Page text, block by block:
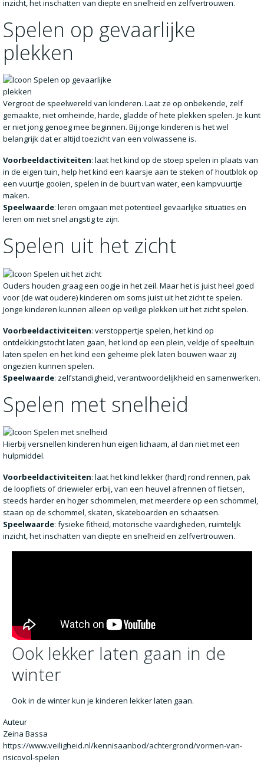
inzicht, het inschatten van diepte en snelheid en zelfvertrouwen.
Spelen op gevaarlijke
plekken
Vergroot de speelwereld van kinderen. Laat ze op onbekende, zelf
gemaakte, niet omheinde, harde, gladde of hete plekken spelen. Je kunt
er niet jong genoeg mee beginnen. Bij jonge kinderen is het wel
belangrijk dat er altijd toezicht van een volwassene is.
Voorbeeldactiviteiten: laat het kind op de stoep spelen in plaats van
in de eigen tuin, help het kind een kaarsje aan te steken of houtblok op
een vuurtje gooien, spelen in de buurt van water, een kampvuurtje
maken.
Speelwaarde: leren omgaan met potentieel gevaarlijke situaties en
leren om niet snel angstig te zijn.
Spelen uit het zicht
Ouders houden graag een oogje in het zeil. Maar het is juist heel goed
voor (de wat oudere) kinderen om soms juist uit het zicht te spelen.
Jonge kinderen kunnen alleen op veilige plekken uit het zicht spelen.
Voorbeeldactiviteiten: verstoppertje spelen, het kind op
ontdekkingstocht laten gaan, het kind op een plein, veldje of speeltuin
laten spelen en het kind een geheime plek laten bouwen waar zij
ongezien kunnen spelen.
Speelwaarde: zelfstandigheid, verantwoordelijkheid en samenwerken.
Spelen met snelheid
Hierbij versnellen kinderen hun eigen lichaam, al dan niet met een
hulpmiddel.
Voorbeeldactiviteiten: laat het kind lekker (hard) rond rennen, pak
de loopfiets of driewieler erbij, van een heuvel afrennen of fietsen,
steeds harder en hoger schommelen, met meerdere op een schommel,
staan op de schommel, skaten, skateboarden en schaatsen.
Speelwaarde: fysieke fitheid, motorische vaardigheden, ruimtelijk
inzicht, het inschatten van diepte en snelheid en zelfvertrouwen.
Ook lekker laten gaan in de
winter
Ook in de winter kun je kinderen lekker laten gaan.
Auteur
Zeina Bassa
https://www.veiligheid.nl/kennisaanbod/achtergrond/vormen-van-
risicovol-spelen